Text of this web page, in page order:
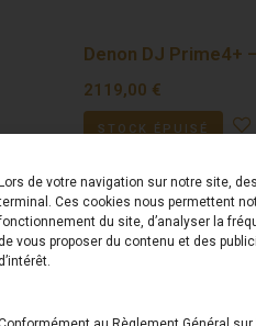
de votre navigation sur notre site,
Ces cookies nous permettent
du site, d’analyser la
vous proposer du contenu et des
Denon DJ Prime4+
2119,00 €
STOCK ÉPUISÉ
Du Lundi au